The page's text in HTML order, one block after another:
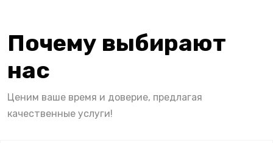
Почему выбирают
нас
Ценим ваше время и доверие, предлагая
качественные услуги!